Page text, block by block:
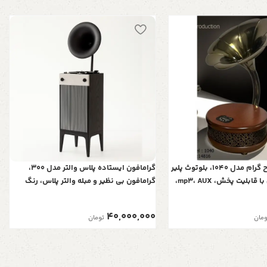
بلوتوث پلیر طرح گرام مدل 1040، بلوتوث پلیر
خلاقانه رومیزی با قابلیت پخش، mp3، AUX،
گرامافون ایستاده پلاس والتر مدل 300،
گرامافون بی نظیر و مبله والتر پلاس، رنگ
40,000,000 تومان